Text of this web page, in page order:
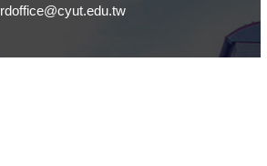
rdoffice@cyut.edu.tw